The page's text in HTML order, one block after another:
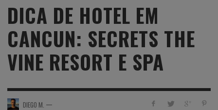
DICA DE HOTEL EM
CANCUN: SECRETS THE
VINE RESORT E SPA
DIEGO M. —